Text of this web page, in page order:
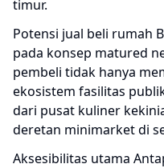
timur.
Potensi jual beli rumah
pada konsep matured
pembeli tidak hanya
ekosistem fasilitas
dari pusat kuliner
deretan minimarket di
Aksesibilitas utama